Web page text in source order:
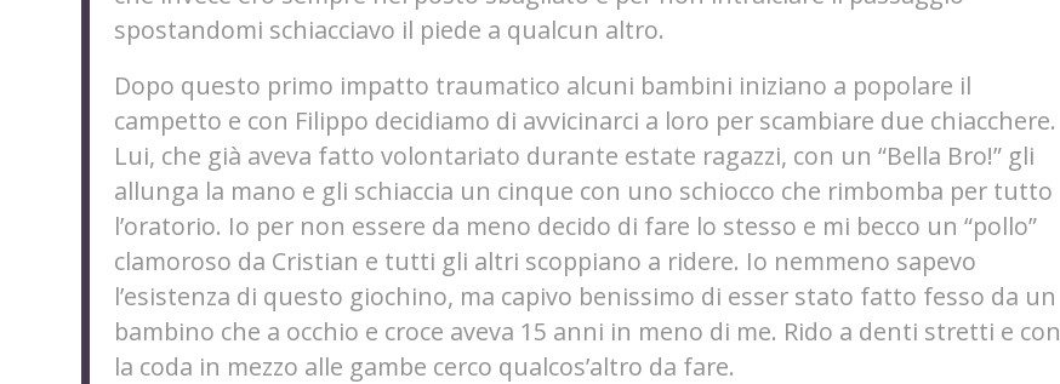
spostandomi schiacciavo il piede a qualcun altro.
Dopo questo primo impatto traumatico alcuni bambini iniziano a popolare il
campetto e con Filippo decidiamo di avvicinarci a loro per scambiare due chiacchere.
Lui, che già aveva fatto volontariato durante estate ragazzi, con un “Bella Bro!” gli
allunga la mano e gli schiaccia un cinque con uno schiocco che rimbomba per tutto
l’oratorio. Io per non essere da meno decido di fare lo stesso e mi becco un “pollo”
clamoroso da Cristian e tutti gli altri scoppiano a ridere. Io nemmeno sapevo
l’esistenza di questo giochino, ma capivo benissimo di esser stato fatto fesso da un
bambino che a occhio e croce aveva 15 anni in meno di me. Rido a denti stretti e con
la coda in mezzo alle gambe cerco qualcos’altro da fare.